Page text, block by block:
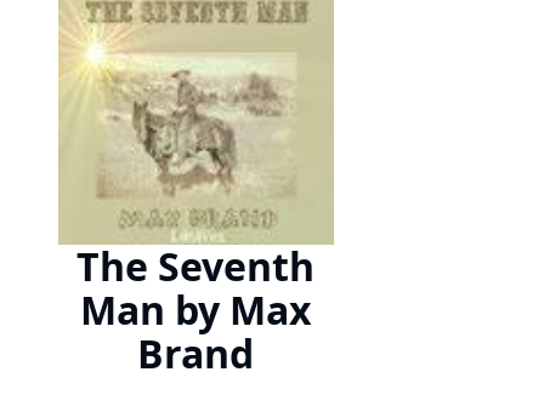
The Seventh
Man by Max
Brand